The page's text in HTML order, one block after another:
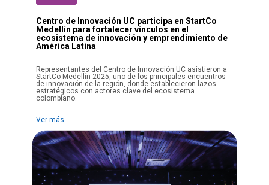
Centro de Innovación UC participa en StartCo
Medellín para fortalecer vínculos en el
ecosistema de innovación y emprendimiento de
América Latina
Representantes del Centro de Innovación UC asistieron a
StartCo Medellín 2025, uno de los principales encuentros
de innovación de la región, donde establecieron lazos
estratégicos con actores clave del ecosistema
colombiano.
Ver más